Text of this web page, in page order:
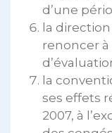
d’une
la
renoncer
la
ses effets
2007, à